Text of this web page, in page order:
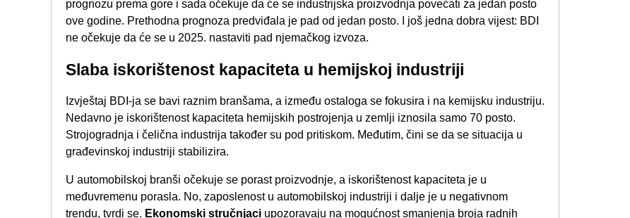
prognozu prema gore i sada očekuje da će se industrijska proizvodnja povećati za jedan posto
ove godine. Prethodna prognoza predviđala je pad od jedan posto. I još jedna dobra vijest: BDI
ne očekuje da će se u 2025. nastaviti pad njemačkog izvoza.
Slaba iskorištenost kapaciteta u hemijskoj industriji
Izvještaj BDI-ja se bavi raznim branšama, a između ostaloga se fokusira i na kemijsku industriju.
Nedavno je iskorištenost kapaciteta hemijskih postrojenja u zemlji iznosila samo 70 posto.
Strojogradnja i čelična industrija također su pod pritiskom. Međutim, čini se da se situacija u
građevinskoj industriji stabilizira.
U automobilskoj branši očekuje se porast proizvodnje, a iskorištenost kapaciteta je u
međuvremenu porasla. No, zaposlenost u automobilskoj industriji i dalje je u negativnom
trendu, tvrdi se. Ekonomski stručnjaci upozoravaju na mogućnost smanjenja broja radnih